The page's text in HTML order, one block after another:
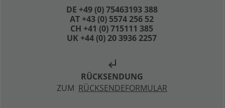
DE +49 (0) 75463193 388
AT +43 (0) 5574 256 52
CH +41 (0) 715111 385
UK +44 (0) 20 3936 2257
subdirectory_arrow_left
RÜCKSENDUNG
ZUM RÜCKSENDEFORMULAR